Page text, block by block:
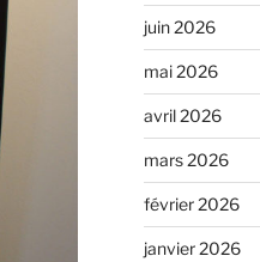
juin 2026
mai 2026
avril 2026
mars 2026
février 2026
janvier 2026